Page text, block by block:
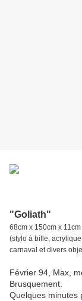
"Goliath"
68cm x 150cm x 11cm
(stylo à bille,
carnaval et divers
Février 94, Max,
Brusquement.
Quelques minutes